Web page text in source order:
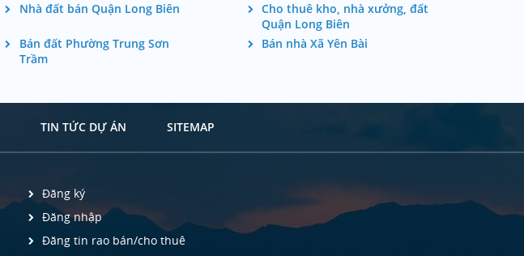
Nhà đất bán Quận Long Biên
Cho thuê kho, nhà xưởng, đất
Quận Long Biên
Bán đất Phường Trung Sơn
Trầm
Bán nhà Xã Yên Bài
TIN TỨC DỰ ÁN SITEMAP
Đăng ký
Đăng nhập
Đăng tin rao bán/cho thuê